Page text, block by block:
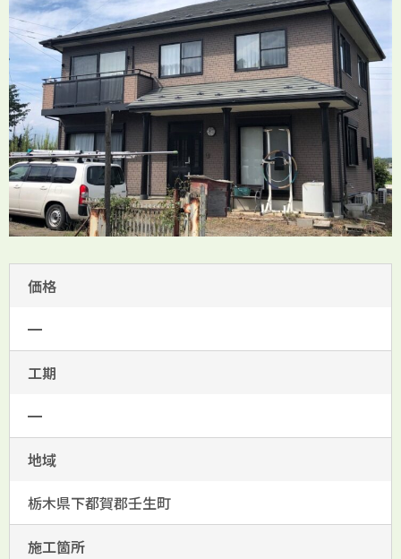
価格
━
工期
━
地域
栃木県下都賀郡壬生町
施工箇所